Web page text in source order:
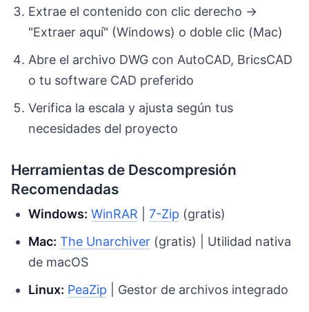
Extrae el contenido con clic derecho →
"Extraer aquí" (Windows) o doble clic (Mac)
Abre el archivo DWG con AutoCAD, BricsCAD
o tu software CAD preferido
Verifica la escala y ajusta según tus
necesidades del proyecto
Herramientas de Descompresión
Recomendadas
Windows: WinRAR |7-Zip (gratis)
Mac: The Unarchiver (gratis) | Utilidad nativa
de macOS
Linux: PeaZip | Gestor de archivos integrado